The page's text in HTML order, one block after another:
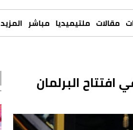
مقالات ملتيميديا مباشر المزيد